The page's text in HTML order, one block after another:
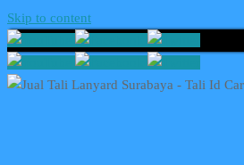
Skip to content